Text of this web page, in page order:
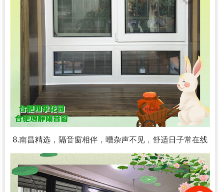
8.南昌精选，隔音窗相伴，嘈杂声不见，舒适日子常在线